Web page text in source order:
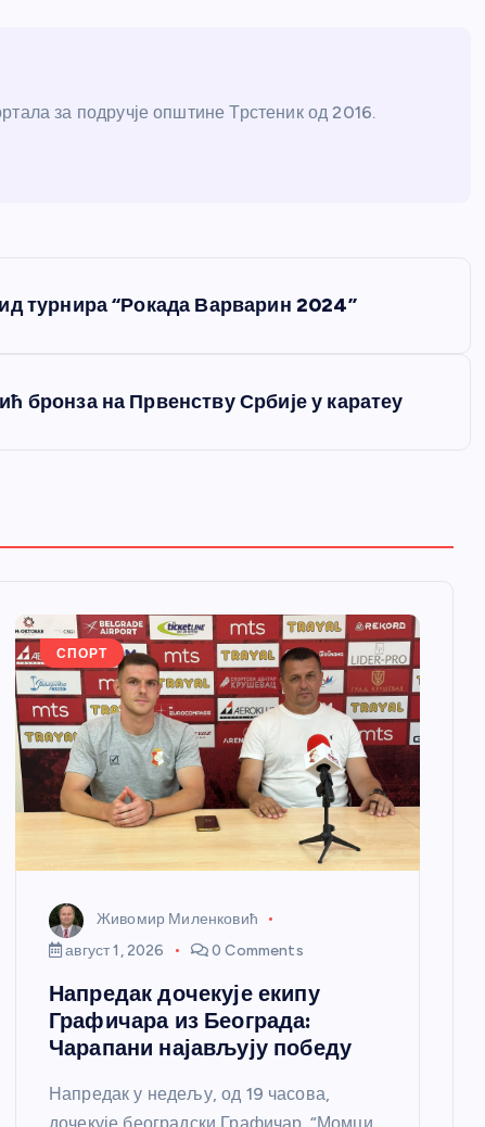
за подручје општине Трстеник од 2016.
турнира “Рокада Варварин 2024”
бронза на Првенству Србије у каратеу
СПОРТ
Живомир Миленковић
август 1, 2026
0 Comments
Напредак дочекује екипу
Графичара из Београда:
Чарапани најављују победу
Напредак у недељу, од 19 часова,
дочекује београдски Графичар. “Момци